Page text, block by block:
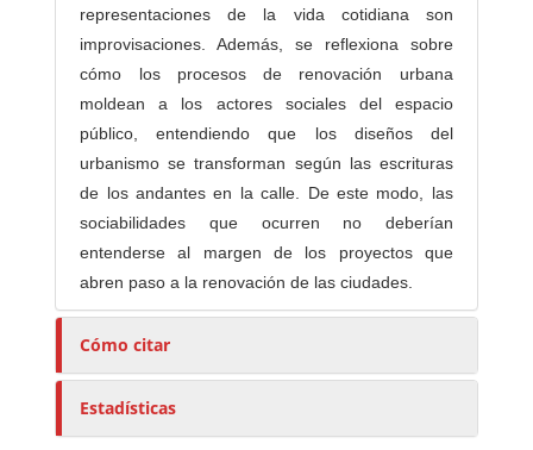
representaciones de la vida cotidiana son
improvisaciones. Además, se reflexiona sobre
cómo los procesos de renovación urbana
moldean a los actores sociales del espacio
público, entendiendo que los diseños del
urbanismo se transforman según las escrituras
de los andantes en la calle. De este modo, las
sociabilidades que ocurren no deberían
entenderse al margen de los proyectos que
abren paso a la renovación de las ciudades.
Cómo citar
Estadísticas